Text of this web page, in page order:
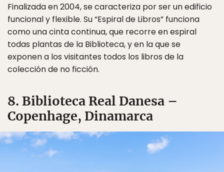
Finalizada en 2004, se caracteriza por ser un edificio
funcional y flexible. Su “Espiral de Libros” funciona
como una cinta continua, que recorre en espiral
todas plantas de la Biblioteca, y en la que se
exponen a los visitantes todos los libros de la
colección de no ficción.
8. Biblioteca Real Danesa –
Copenhage, Dinamarca